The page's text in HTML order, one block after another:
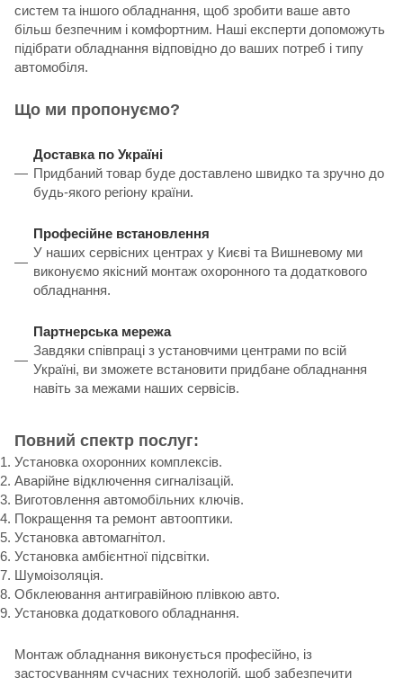
систем та іншого обладнання, щоб зробити ваше авто
більш безпечним і комфортним. Наші експерти допоможуть
підібрати обладнання відповідно до ваших потреб і типу
автомобіля.
Що ми пропонуємо?
Доставка по Україні
Придбаний товар буде доставлено швидко та зручно до
будь-якого регіону країни.
Професійне встановлення
У наших сервісних центрах у Києві та Вишневому ми
виконуємо якісний монтаж охоронного та додаткового
обладнання.
Партнерська мережа
Завдяки співпраці з установчими центрами по всій
Україні, ви зможете встановити придбане обладнання
навіть за межами наших сервісів.
Повний спектр послуг:
Установка охоронних комплексів.
Аварійне відключення сигналізацій.
Виготовлення автомобільних ключів.
Покращення та ремонт автооптики.
Установка автомагнітол.
Установка амбієнтної підсвітки.
Шумоізоляція.
Обклеювання антигравійною плівкою авто.
Установка додаткового обладнання.
Монтаж обладнання виконується професійно, із
застосуванням сучасних технологій, щоб забезпечити